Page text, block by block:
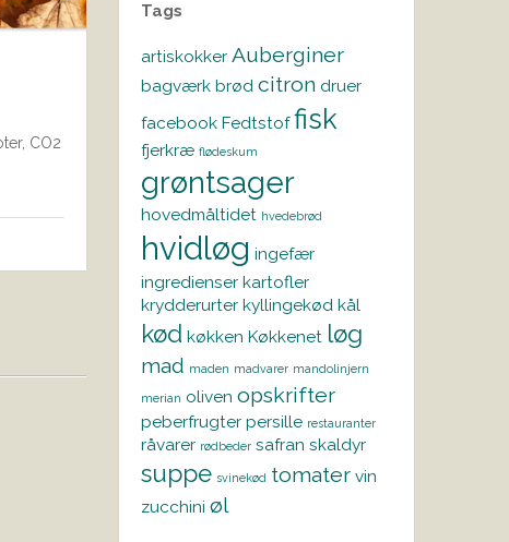
CO2
Tags
artiskokker Auberginer
bagværk brød citron druer
facebook Fedtstof fisk
fjerkræ flødeskum
grøntsager
hovedmåltidet hvedebrød
hvidløg ingefær
ingredienser kartofler
krydderurter kyllingekød kål
kød køkken Køkkenet løg
mad maden madvarer mandolinjern
merian oliven opskrifter
peberfrugter persille restauranter
råvarer rødbeder safran skaldyr
suppe svinekød tomater vin
zucchini øl